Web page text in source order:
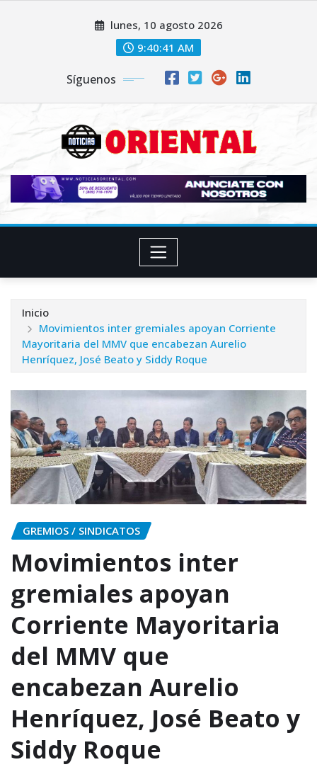
lunes, 10 agosto 2026
9:40:42 AM
Síguenos
Inicio
Movimientos inter gremiales apoyan Corriente
Mayoritaria del MMV que encabezan Aurelio
Henríquez, José Beato y Siddy Roque
GREMIOS / SINDICATOS
Movimientos inter
gremiales apoyan
Corriente Mayoritaria
del MMV que
encabezan Aurelio
Henríquez, José Beato y
Siddy Roque